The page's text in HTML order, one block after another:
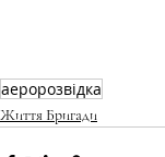
аеророзвідка
Життя Бригади